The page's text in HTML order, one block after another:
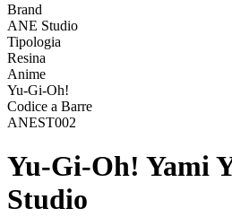
Brand
ANE Studio
Tipologia
Resina
Anime
Yu-Gi-Oh!
Codice a Barre
ANEST002
Yu-Gi-Oh! Yami
Studio